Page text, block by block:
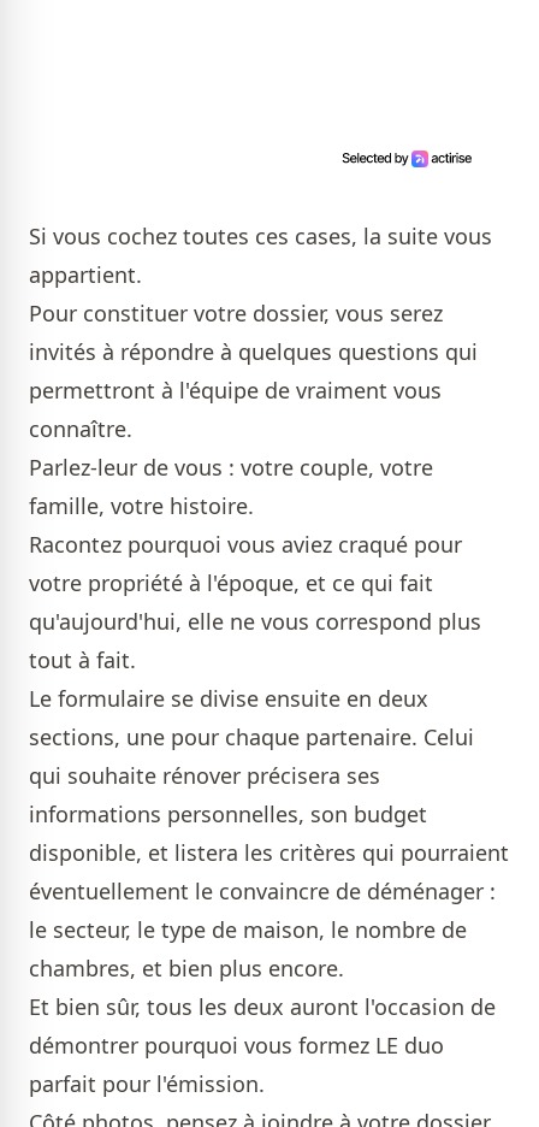
Si vous cochez toutes ces cases, la suite vous
appartient.
Pour constituer votre dossier, vous serez
invités à répondre à quelques questions qui
permettront à l'équipe de vraiment vous
connaître.
Parlez-leur de vous : votre couple, votre
famille, votre histoire.
Racontez pourquoi vous aviez craqué pour
votre propriété à l'époque, et ce qui fait
qu'aujourd'hui, elle ne vous correspond plus
tout à fait.
Le formulaire se divise ensuite en deux
sections, une pour chaque partenaire. Celui
qui souhaite rénover précisera ses
informations personnelles, son budget
disponible, et listera les critères qui pourraient
éventuellement le convaincre de déménager :
le secteur, le type de maison, le nombre de
chambres, et bien plus encore.
Et bien sûr, tous les deux auront l'occasion de
démontrer pourquoi vous formez LE duo
parfait pour l'émission.